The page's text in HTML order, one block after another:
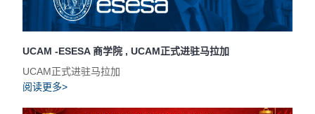
UCAM -ESESA 商学院 , UCAM正式进驻马拉加
UCAM正式进驻马拉加
阅读更多>